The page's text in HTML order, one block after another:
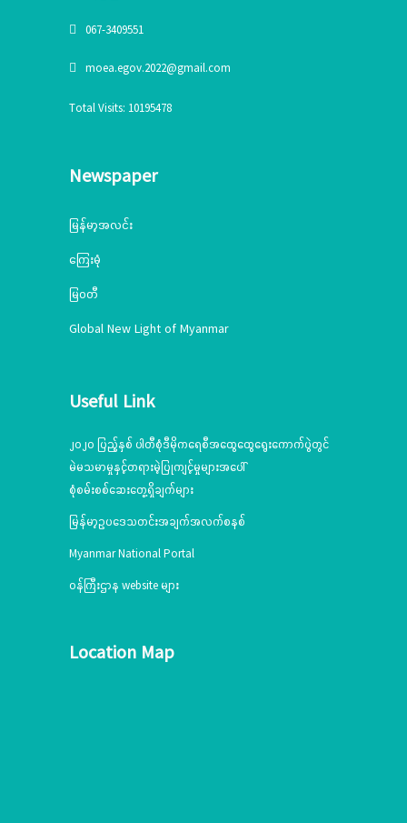
067-3409551
moea.egov.2022@gmail.com
Total Visits: 10195478
Newspaper
မြန်မာ့အလင်း
ကြေးမုံ
မြဝတီ
Global New Light of Myanmar
Useful Link
၂၀၂၀ ပြည့်နှစ် ပါတီစုံဒီမိုကရေစီအထွေထွေရွေးကောက်ပွဲတွင်
မဲမသမာမှုနှင့်တရားမဲ့ပြုကျင့်မှုများအပေါ်
စုံစမ်းစစ်ဆေးတွေ့ရှိချက်များ
မြန်မာ့ဥပဒေသတင်းအချက်အလက်စနစ်
Myanmar National Portal
ဝန်ကြီးဌာန website များ
Location Map